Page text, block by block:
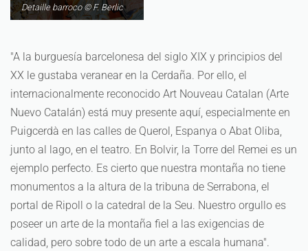
Detaille barroco © F. Berlic
"A la burguesía barcelonesa del siglo XIX y principios del
XX le gustaba veranear en la Cerdaña. Por ello, el
internacionalmente reconocido Art Nouveau Catalan (Arte
Nuevo Catalán) está muy presente aquí, especialmente en
Puigcerdà en las calles de Querol, Espanya o Abat Oliba,
junto al lago, en el teatro. En Bolvir, la Torre del Remei es un
ejemplo perfecto. Es cierto que nuestra montaña no tiene
monumentos a la altura de la tribuna de Serrabona, el
portal de Ripoll o la catedral de la Seu. Nuestro orgullo es
poseer un arte de la montaña fiel a las exigencias de
calidad, pero sobre todo de un arte a escala humana".